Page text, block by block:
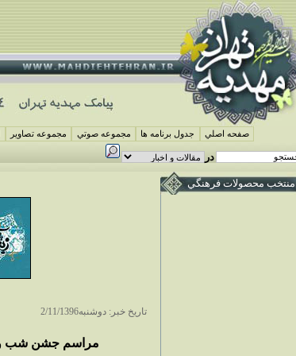
مجموعه تصاوير مجموعه صوتي جدول برنامه ها صفحه اصلي
در
منتخب محصولات فرهنگي
تاريخ خبر: دوشنبه2/11/1396
مراسم جشن شب